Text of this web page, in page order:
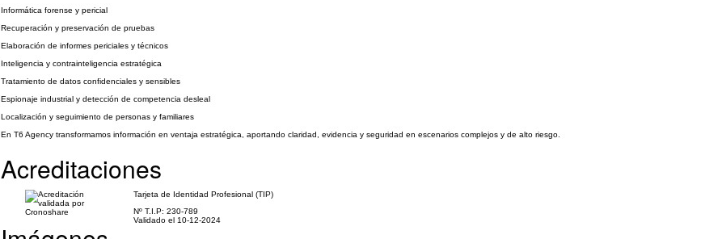
Informática forense y pericial
Recuperación y preservación de pruebas
Elaboración de informes periciales y técnicos
Inteligencia y contrainteligencia estratégica
Tratamiento de datos confidenciales y sensibles
Espionaje industrial y detección de competencia desleal
Localización y seguimiento de personas y familiares
En T6 Agency transformamos información en ventaja estratégica, aportando claridad, evidencia y seguridad en escenarios complejos y de alto riesgo.
Acreditaciones
Tarjeta de Identidad Profesional (TIP)
Nº T.I.P: 230-789
Validado el 10-12-2024